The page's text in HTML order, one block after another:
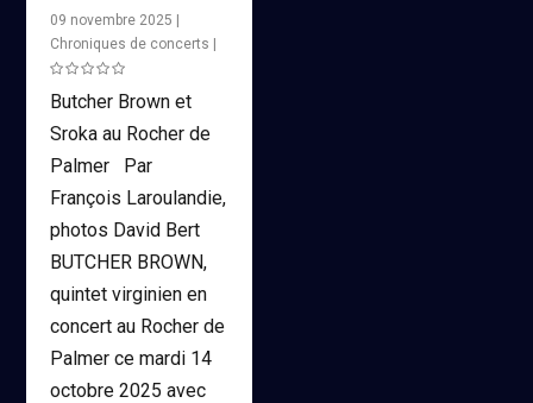
09 novembre 2025 |
Chroniques de concerts |
Butcher Brown et
Sroka au Rocher de
Palmer Par
François Laroulandie,
photos David Bert
BUTCHER BROWN,
quintet virginien en
concert au Rocher de
Palmer ce mardi 14
octobre 2025 avec